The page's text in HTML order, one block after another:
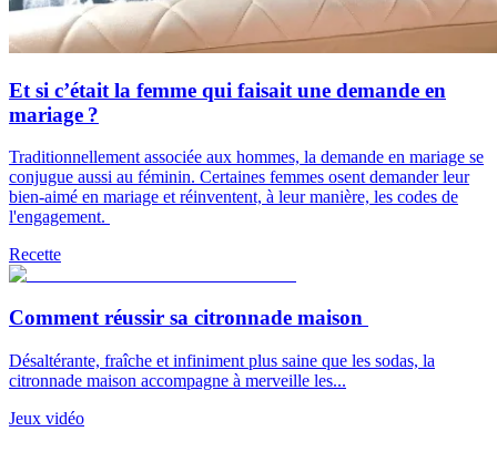
Et si c’était la femme qui faisait une demande en
mariage ?
Traditionnellement associée aux hommes, la demande en mariage se
conjugue aussi au féminin. Certaines femmes osent demander leur
bien-aimé en mariage et réinventent, à leur manière, les codes de
l'engagement.
Recette
Comment réussir sa citronnade maison
Désaltérante, fraîche et infiniment plus saine que les sodas, la
citronnade maison accompagne à merveille les...
Jeux vidéo